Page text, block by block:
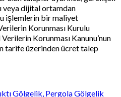
veya dijital ortamdan
işlemlerin bir maliyet
Korunması Kurulu
Korunması Kanunu’nun
tarife üzerinden ücret talep